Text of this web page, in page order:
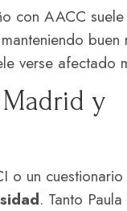
con AACC
buen
verse afectado
y
o un
. Tanto